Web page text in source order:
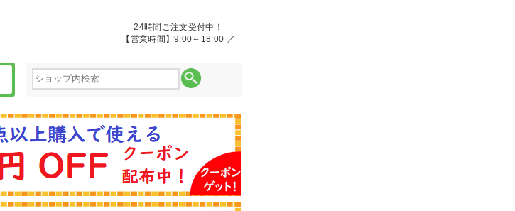
24時間ご注文受付中！
【営業時間】9:00～18:00 ／